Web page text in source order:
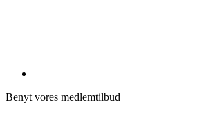
Benyt vores medlemtilbud